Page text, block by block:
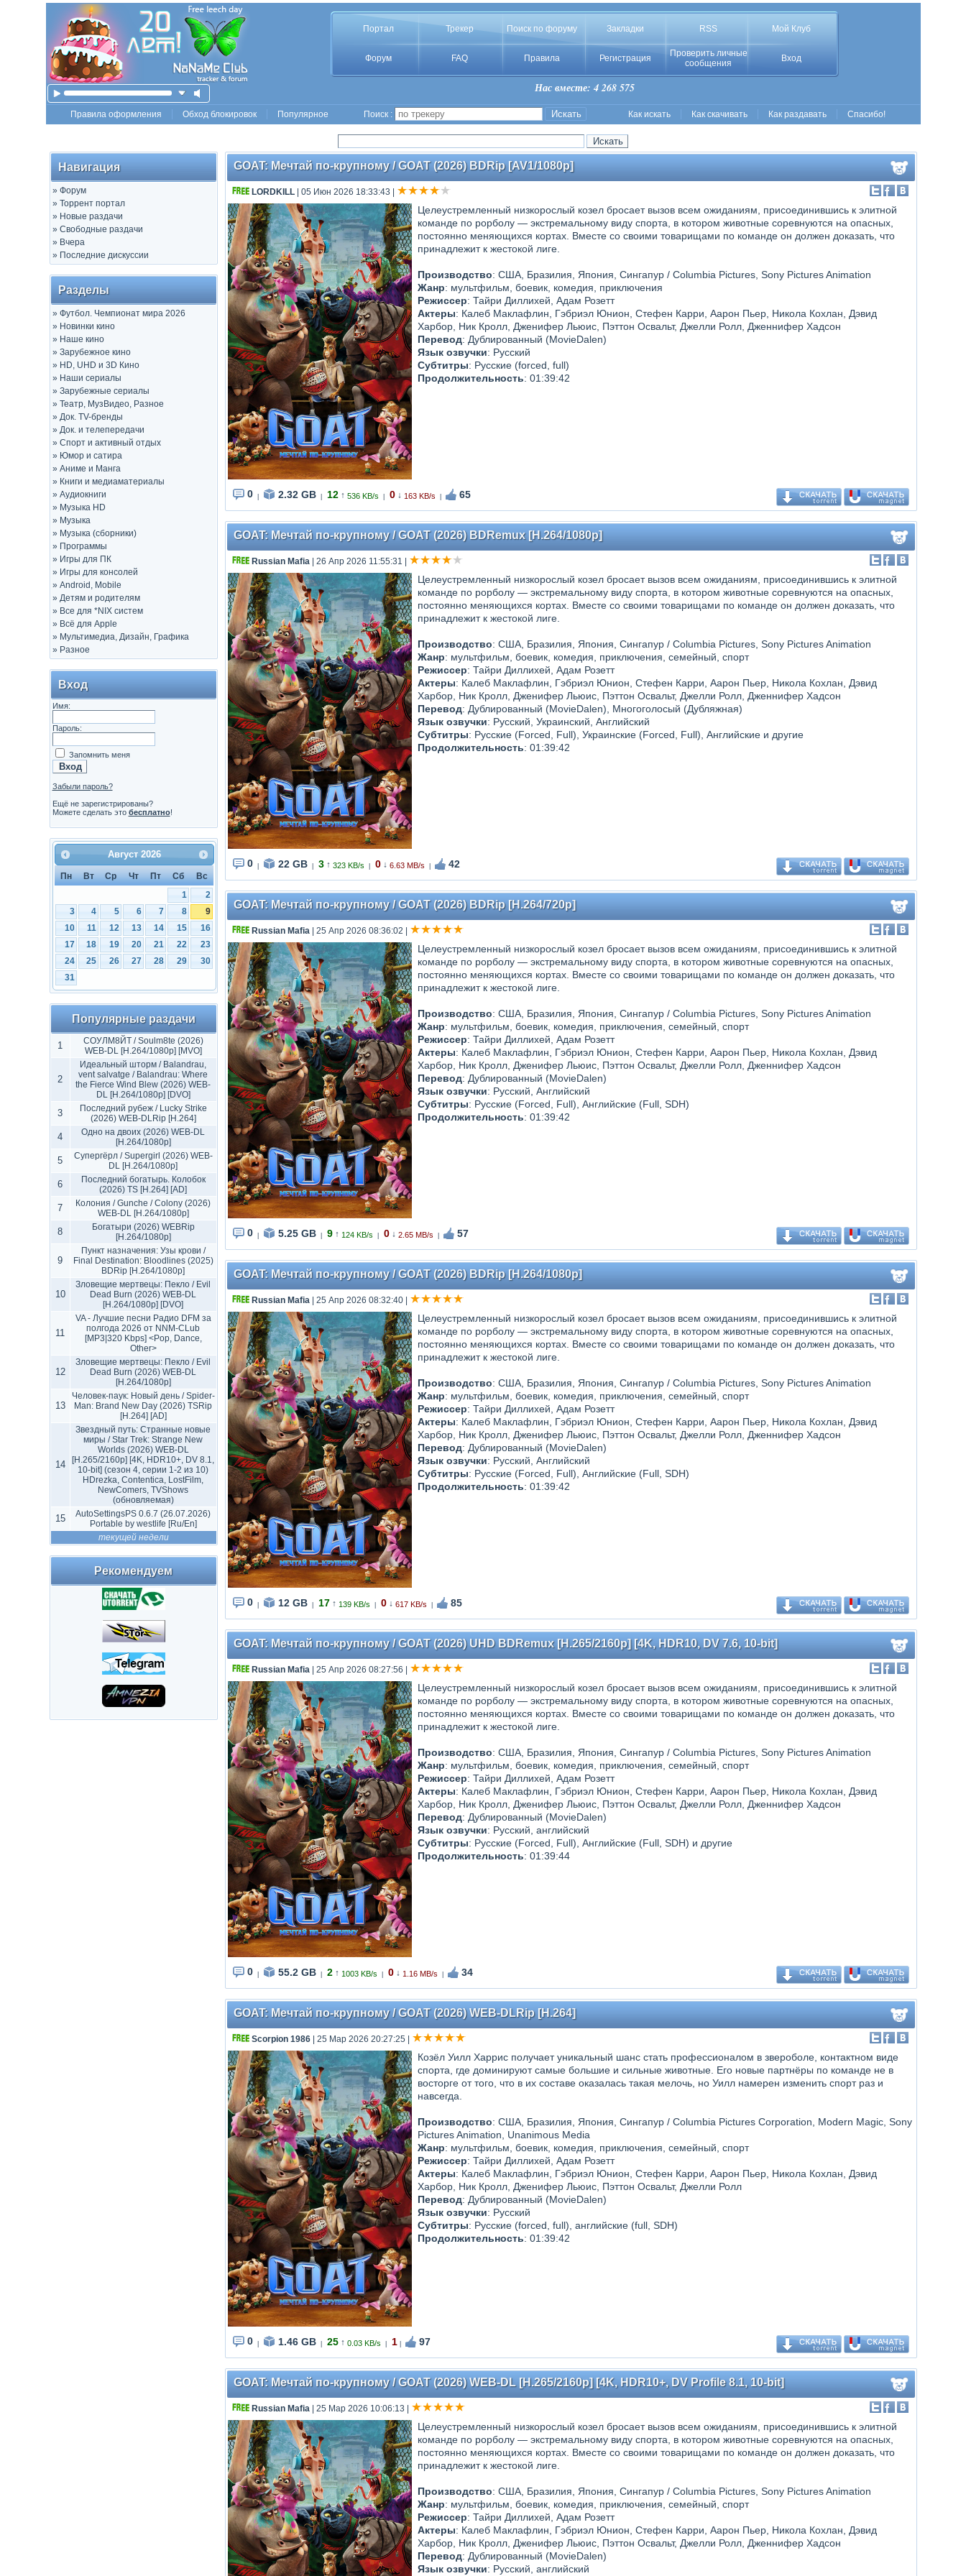
Портал Трекер Поиск по форуму Закладки RSS Мой Клуб
Форум FAQ Правила Регистрация
Проверить личные
сообщения
Вход
Нас вместе: 4 268 575
Правила оформления Обход блокировок Популярное Поиск : Как искать Как скачивать Как раздавать Спасибо!
Навигация
» Форум
» Торрент портал
» Новые раздачи
» Свободные раздачи
» Вчера
» Последние дискуссии
Разделы
» Футбол. Чемпионат мира 2026
» Новинки кино
» Наше кино
» Зарубежное кино
» HD, UHD и 3D Кино
» Наши сериалы
» Зарубежные сериалы
» Театр, МузВидео, Разное
» Док. TV-бренды
» Док. и телепередачи
» Спорт и активный отдых
» Юмор и сатира
» Аниме и Манга
» Книги и медиаматериалы
» Аудиокниги
» Музыка HD
» Музыка
» Музыка (сборники)
» Программы
» Игры для ПК
» Игры для консолей
» Android, Mobile
» Детям и родителям
» Все для *NIX систем
» Всё для Apple
» Мультимедиа, Дизайн, Графика
» Разное
Вход
Имя:
Пароль:
Запомнить меня
Забыли пароль?
Ещё не зарегистрированы?
Можете сделать это бесплатно!
Август 2026
Пн Вт Ср Чт Пт Сб
Вс
1
2
3
4 5 6 7 8
9
10
11 12 13 14 15
16
17
18 19 20 21 22
23
24
25 26 27 28 29
30
31
Популярные раздачи
1
СОУЛМ8ЙТ / Soulm8te (2026)
WEB-DL [H.264/1080p] [MVO]
2
Идеальный шторм / Balandrau,
vent salvatge / Balandrau: Where
the Fierce Wind Blew (2026) WEB-
DL [H.264/1080p] [DVO]
3
Последний рубеж / Lucky Strike
(2026) WEB-DLRip [H.264]
4
Одно на двоих (2026) WEB-DL
[H.264/1080p]
5
Супергёрл / Supergirl (2026) WEB-
DL [H.264/1080p]
6
Последний богатырь. Колобок
(2026) TS [H.264] [AD]
7
Колония / Gunche / Colony (2026)
WEB-DL [H.264/1080p]
8
Богатыри (2026) WEBRip
[H.264/1080p]
9
Пункт назначения: Узы крови /
Final Destination: Bloodlines (2025)
BDRip [H.264/1080p]
10
Зловещие мертвецы: Пекло / Evil
Dead Burn (2026) WEB-DL
[H.264/1080p] [DVO]
11
VA - Лучшие песни Радио DFM за
полгода 2026 от NNM-CLub
[MP3|320 Kbps] <Pop, Dance,
Other>
12
Зловещие мертвецы: Пекло / Evil
Dead Burn (2026) WEB-DL
[H.264/1080p]
13
Человек-паук: Новый день / Spider-
Man: Brand New Day (2026) TSRip
[H.264] [AD]
14
Звездный путь: Странные новые
миры / Star Trek: Strange New
Worlds (2026) WEB-DL
[H.265/2160p] [4K, HDR10+, DV 8.1,
10-bit] (сезон 4, серии 1-2 из 10)
HDrezka, Contentica, LostFilm,
NewComers, TVShows
(обновляемая)
15
AutoSettingsPS 0.6.7 (26.07.2026)
Portable by westlife [Ru/En]
текущей недели
Рекомендуем
GOAT: Мечтай по-крупному / GOAT (2026) BDRip [AV1/1080p]
LORDKILL| 05 Июн 2026 18:33:43
Целеустремленный низкорослый козел бросает вызов всем ожиданиям, присоединившись к элитной
команде по рорболу — экстремальному виду спорта, в котором животные соревнуются на опасных,
постоянно меняющихся кортах. Вместе со своими товарищами по команде он должен доказать, что
принадлежит к жестокой лиге.
Производство: США, Бразилия, Япония, Сингапур / Columbia Pictures, Sony Pictures Animation
Жанр: мультфильм, боевик, комедия, приключения
Режиссер: Тайри Диллихей, Адам Розетт
Актеры: Калеб Маклафлин, Гэбриэл Юнион, Стефен Карри, Аарон Пьер, Никола Кохлан, Дэвид
Харбор, Ник Кролл, Дженифер Льюис, Пэттон Освальт, Джелли Ролл, Дженнифер Хадсон
Перевод: Дублированный (MovieDalen)
Язык озвучки: Русский
Субтитры: Русские (forced, full)
Продолжительность: 01:39:42
0 2.32 GB 12 ↑ 536 KB/s 0 ↓ 163 KB/s 65
GOAT: Мечтай по-крупному / GOAT (2026) BDRemux [H.264/1080p]
Russian Mafia| 26 Апр 2026 11:55:31
Целеустремленный низкорослый козел бросает вызов всем ожиданиям, присоединившись к элитной
команде по рорболу — экстремальному виду спорта, в котором животные соревнуются на опасных,
постоянно меняющихся кортах. Вместе со своими товарищами по команде он должен доказать, что
принадлежит к жестокой лиге.
Производство: США, Бразилия, Япония, Сингапур / Columbia Pictures, Sony Pictures Animation
Жанр: мультфильм, боевик, комедия, приключения, семейный, спорт
Режиссер: Тайри Диллихей, Адам Розетт
Актеры: Калеб Маклафлин, Гэбриэл Юнион, Стефен Карри, Аарон Пьер, Никола Кохлан, Дэвид
Харбор, Ник Кролл, Дженифер Льюис, Пэттон Освальт, Джелли Ролл, Дженнифер Хадсон
Перевод: Дублированный (MovieDalen), Многоголосый (Дубляжная)
Язык озвучки: Русский, Украинский, Английский
Субтитры: Русские (Forced, Full), Украинские (Forced, Full), Английские и другие
Продолжительность: 01:39:42
0 22 GB 3 ↑ 323 KB/s 0 ↓ 6.63 MB/s 42
GOAT: Мечтай по-крупному / GOAT (2026) BDRip [H.264/720p]
Russian Mafia| 25 Апр 2026 08:36:02
Целеустремленный низкорослый козел бросает вызов всем ожиданиям, присоединившись к элитной
команде по рорболу — экстремальному виду спорта, в котором животные соревнуются на опасных,
постоянно меняющихся кортах. Вместе со своими товарищами по команде он должен доказать, что
принадлежит к жестокой лиге.
Производство: США, Бразилия, Япония, Сингапур / Columbia Pictures, Sony Pictures Animation
Жанр: мультфильм, боевик, комедия, приключения, семейный, спорт
Режиссер: Тайри Диллихей, Адам Розетт
Актеры: Калеб Маклафлин, Гэбриэл Юнион, Стефен Карри, Аарон Пьер, Никола Кохлан, Дэвид
Харбор, Ник Кролл, Дженифер Льюис, Пэттон Освальт, Джелли Ролл, Дженнифер Хадсон
Перевод: Дублированный (MovieDalen)
Язык озвучки: Русский, Английский
Субтитры: Русские (Forced, Full), Английские (Full, SDH)
Продолжительность: 01:39:42
0 5.25 GB 9 ↑ 124 KB/s 0 ↓ 2.65 MB/s 57
GOAT: Мечтай по-крупному / GOAT (2026) BDRip [H.264/1080p]
Russian Mafia| 25 Апр 2026 08:32:40|
Целеустремленный низкорослый козел бросает вызов всем ожиданиям, присоединившись к элитной
команде по рорболу — экстремальному виду спорта, в котором животные соревнуются на опасных,
постоянно меняющихся кортах. Вместе со своими товарищами по команде он должен доказать, что
принадлежит к жестокой лиге.
Производство: США, Бразилия, Япония, Сингапур / Columbia Pictures, Sony Pictures Animation
Жанр: мультфильм, боевик, комедия, приключения, семейный, спорт
Режиссер: Тайри Диллихей, Адам Розетт
Актеры: Калеб Маклафлин, Гэбриэл Юнион, Стефен Карри, Аарон Пьер, Никола Кохлан, Дэвид
Харбор, Ник Кролл, Дженифер Льюис, Пэттон Освальт, Джелли Ролл, Дженнифер Хадсон
Перевод: Дублированный (MovieDalen)
Язык озвучки: Русский, Английский
Субтитры: Русские (Forced, Full), Английские (Full, SDH)
Продолжительность: 01:39:42
0 12 GB 17 ↑ 139 KB/s 0 ↓ 617 KB/s 85
GOAT: Мечтай по-крупному / GOAT (2026) UHD BDRemux [H.265/2160p] [4K, HDR10, DV 7.6, 10-bit]
Russian Mafia| 25 Апр 2026 08:27:56
Целеустремленный низкорослый козел бросает вызов всем ожиданиям, присоединившись к элитной
команде по рорболу — экстремальному виду спорта, в котором животные соревнуются на опасных,
постоянно меняющихся кортах. Вместе со своими товарищами по команде он должен доказать, что
принадлежит к жестокой лиге.
Производство: США, Бразилия, Япония, Сингапур / Columbia Pictures, Sony Pictures Animation
Жанр: мультфильм, боевик, комедия, приключения, семейный, спорт
Режиссер: Тайри Диллихей, Адам Розетт
Актеры: Калеб Маклафлин, Гэбриэл Юнион, Стефен Карри, Аарон Пьер, Никола Кохлан, Дэвид
Харбор, Ник Кролл, Дженифер Льюис, Пэттон Освальт, Джелли Ролл, Дженнифер Хадсон
Перевод: Дублированный (MovieDalen)
Язык озвучки: Русский, английский
Субтитры: Русские (Forced, Full), Английские (Full, SDH) и другие
Продолжительность: 01:39:44
0 55.2 GB 2 ↑ 1003 KB/s 0 ↓ 1.16 MB/s 34
GOAT: Мечтай по-крупному / GOAT (2026) WEB-DLRip [H.264]
Scorpion 1986| 25 Мар 2026 20:27:25
Козёл Уилл Харрис получает уникальный шанс стать профессионалом в звероболе, контактном виде
спорта, где доминируют самые большие и сильные животные. Его новые партнёры по команде не в
восторге от того, что в их составе оказалась такая мелочь, но Уилл намерен изменить спорт раз и
навсегда.
Производство: США, Бразилия, Япония, Сингапур / Columbia Pictures Corporation, Modern Magic, Sony
Pictures Animation, Unanimous Media
Жанр: мультфильм, боевик, комедия, приключения, семейный, спорт
Режиссер: Тайри Диллихей, Адам Розетт
Актеры: Калеб Маклафлин, Гэбриэл Юнион, Стефен Карри, Аарон Пьер, Никола Кохлан, Дэвид
Харбор, Ник Кролл, Дженифер Льюис, Пэттон Освальт, Джелли Ролл
Перевод: Дублированный (MovieDalen)
Язык озвучки: Русский
Субтитры: Русские (forced, full), английские (full, SDH)
Продолжительность: 01:39:42
0 1.46 GB 25 ↑ 0.03 KB/s 1 97
GOAT: Мечтай по-крупному / GOAT (2026) WEB-DL [H.265/2160p] [4K, HDR10+, DV Profile 8.1, 10-bit]
Russian Mafia| 25 Мар 2026 10:06:13
Целеустремленный низкорослый козел бросает вызов всем ожиданиям, присоединившись к элитной
команде по рорболу — экстремальному виду спорта, в котором животные соревнуются на опасных,
постоянно меняющихся кортах. Вместе со своими товарищами по команде он должен доказать, что
принадлежит к жестокой лиге.
Производство: США, Бразилия, Япония, Сингапур / Columbia Pictures, Sony Pictures Animation
Жанр: мультфильм, боевик, комедия, приключения, семейный, спорт
Режиссер: Тайри Диллихей, Адам Розетт
Актеры: Калеб Маклафлин, Гэбриэл Юнион, Стефен Карри, Аарон Пьер, Никола Кохлан, Дэвид
Харбор, Ник Кролл, Дженифер Льюис, Пэттон Освальт, Джелли Ролл, Дженнифер Хадсон
Перевод: Дублированный (MovieDalen)
Язык озвучки: Русский, английский